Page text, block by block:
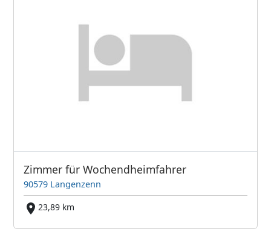
Zimmer für Wochendheimfahrer
90579 Langenzenn
23,89 km